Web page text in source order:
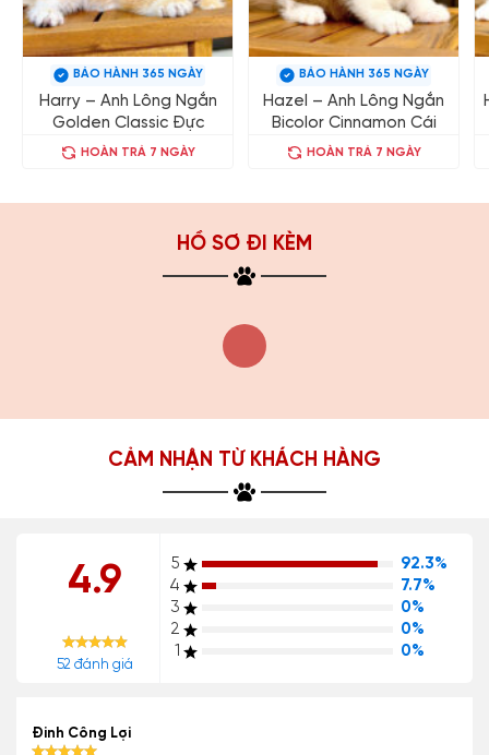
BẢO HÀNH 365 NGÀY
Harry – Anh Lông Ngắn
Golden Classic Đực
HOÀN TRẢ 7 NGÀY
BẢO HÀNH 365 NGÀY
Hazel – Anh Lông Ngắn
Bicolor Cinnamon Cái
HOÀN TRẢ 7 NGÀY
HỒ SƠ ĐI KÈM
CẢM NHẬN TỪ KHÁCH HÀNG
4.9
52 đánh giá
5
92.3%
4
7.7%
3
0%
2
0%
1
0%
Đinh Công Lợi